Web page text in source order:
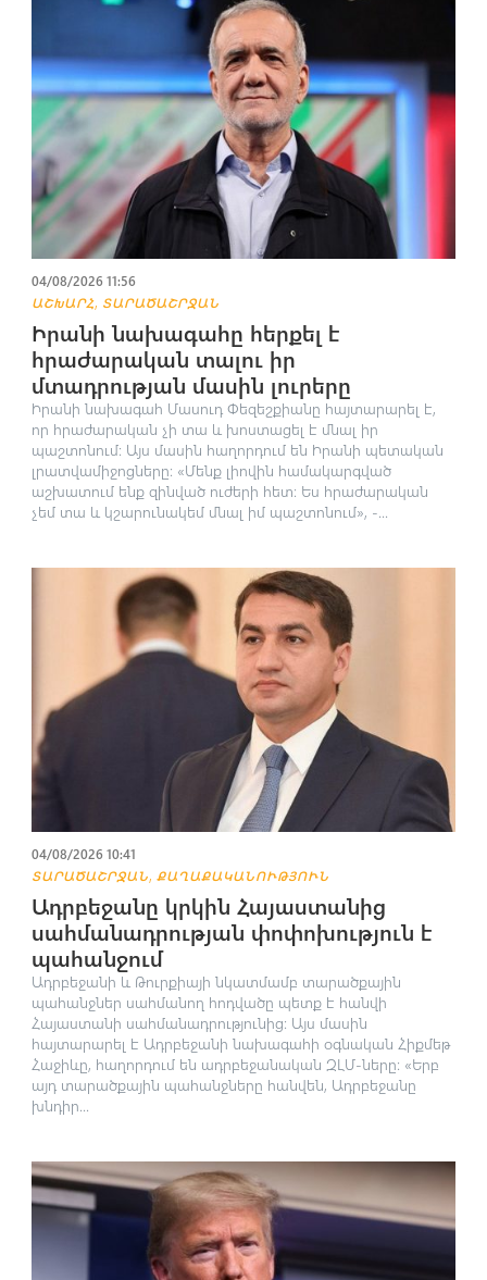
04/08/2026 11:56
ԱՇԽԱՐՀ, ՏԱՐԱԾԱՇՐՋԱՆ
Իրանի նախագահը հերքել է
հրաժարական տալու իր
մտադրության մասին լուրերը
Իրանի նախագահ Մասուդ Փեզեշքիանը հայտարարել է,
որ հրաժարական չի տա և խոստացել է մնալ իր
պաշտոնում։ Այս մասին հաղորդում են Իրանի պետական
լրատվամիջոցները։ «Մենք լիովին համակարգված
աշխատում ենք զինված ուժերի հետ։ Ես հրաժարական
չեմ տա և կշարունակեմ մնալ իմ պաշտոնում», -...
04/08/2026 10:41
ՏԱՐԱԾԱՇՐՋԱՆ, ՔԱՂԱՔԱԿԱՆՈՒԹՅՈՒՆ
Ադրբեջանը կրկին Հայաստանից
սահմանադրության փոփոխություն է
պահանջում
Ադրբեջանի և Թուրքիայի նկատմամբ տարածքային
պահանջներ սահմանող հոդվածը պետք է հանվի
Հայաստանի սահմանադրությունից։ Այս մասին
հայտարարել է Ադրբեջանի նախագահի օգնական Հիքմեթ
Հաջիևը, հաղորդում են ադրբեջանական ԶԼՄ-ները։ «Երբ
այդ տարածքային պահանջները հանվեն, Ադրբեջանը
խնդիր...